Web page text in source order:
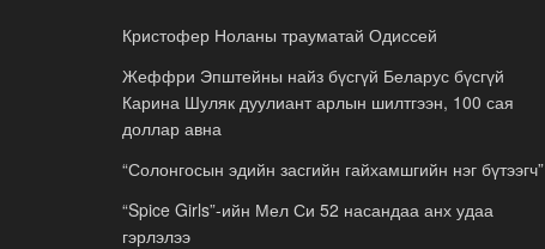
Кристофер Ноланы трауматай Одиссей
Жеффри Эпштейны найз бүсгүй Беларус бүсгүй
Карина Шуляк дуулиант арлын шилтгээн, 100 сая
доллар авна
“Солонгосын эдийн засгийн гайхамшгийн нэг бүтээгч”
“Spice Girls”-ийн Мел Си 52 насандаа анх удаа
гэрлэлээ